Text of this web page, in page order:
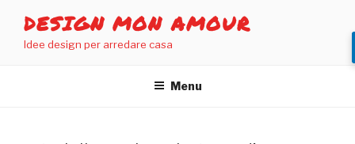
contenuto
DESIGN MON AMOUR
Idee design per arredare casa
Menu